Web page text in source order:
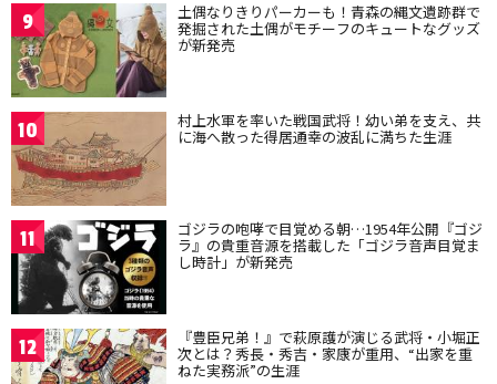
9 土偶なりきりパーカーも！青森の縄文遺跡群で
発掘された土偶がモチーフのキュートなグッズ
が新発売
10 村上水軍を率いた戦国武将！幼い弟を支え、共
に海へ散った得居通幸の波乱に満ちた生涯
11 ゴジラの咆哮で目覚める朝…1954年公開『ゴジ
ラ』の貴重音源を搭載した「ゴジラ音声目覚ま
し時計」が新発売
12 『豊臣兄弟！』で萩原護が演じる武将・小堀正
次とは？秀長・秀吉・家康が重用、“出家を重
ねた実務派”の生涯